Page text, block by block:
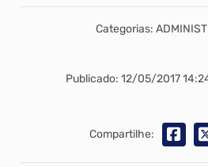
Categorias:
Publicado: 12/05/2017
Compartilhe: